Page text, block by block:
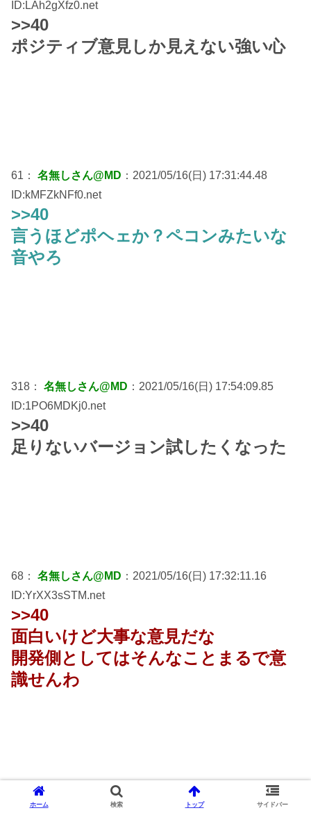
ID:LAh2gXfz0.net
>>40
ポジティブ意見しか見えない強い心
61： 名無しさん@MD ：2021/05/16(日) 17:31:44.48
ID:kMFZkNFf0.net
>>40
言うほどポヘェか？ペコンみたいな
音やろ
318： 名無しさん@MD ：2021/05/16(日) 17:54:09.85
ID:1PO6MDKj0.net
>>40
足りないバージョン試したくなった
68： 名無しさん@MD ：2021/05/16(日) 17:32:11.16
ID:YrXX3sSTM.net
>>40
面白いけど大事な意見だな
開発側としてはそんなことまるで意
識せんわ
ホーム 検索 トップ サイドバー